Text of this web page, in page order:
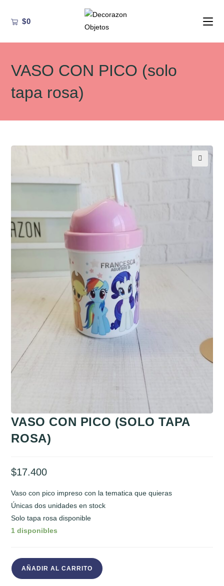
$0
VASO CON PICO (solo
tapa rosa)
VASO CON PICO (SOLO TAPA
ROSA)
$17.400
Vaso con pico impreso con la tematica que quieras
Únicas dos unidades en stock
Solo tapa rosa disponible
1 disponibles
VASO
CON
AÑADIR AL CARRITO